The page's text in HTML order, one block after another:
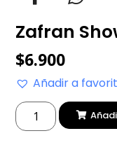
Zafran
$6.900
Añadir a